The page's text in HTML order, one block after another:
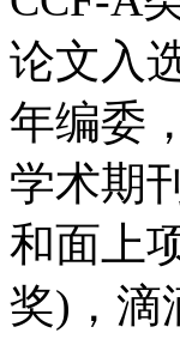
论文入
年编委
学术期
和面上
奖)，滴